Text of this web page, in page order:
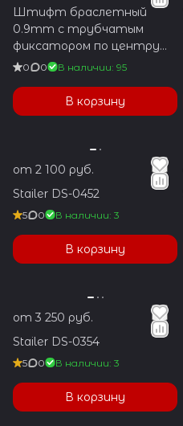
Штифт браслетный
0.9mm с трубчатым
фиксатором по центру
1.2x5.9mm
0 0 В наличии: 95
В корзину
от 2 100 руб.
Stailer DS-0452
5 0 В наличии: 3
В корзину
от 3 250 руб.
Stailer DS-0354
5 0 В наличии: 3
В корзину